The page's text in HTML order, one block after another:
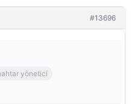
#13696
yönetici